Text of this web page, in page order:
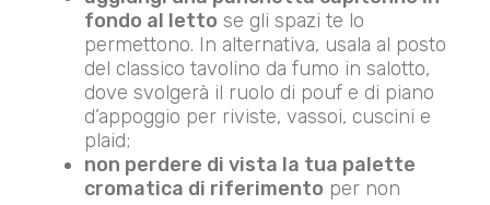
fondo al letto se gli spazi te lo
permettono. In alternativa, usala al posto
del classico tavolino da fumo in salotto,
dove svolgerà il ruolo di pouf e di piano
d’appoggio per riviste, vassoi, cuscini e
plaid;
non perdere di vista la tua palette
cromatica di riferimento per non